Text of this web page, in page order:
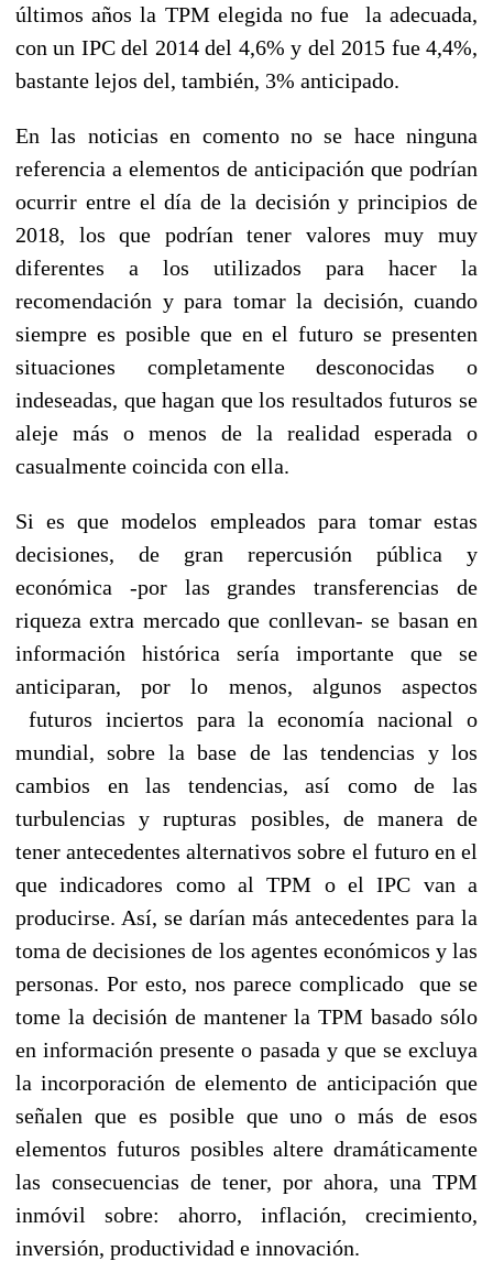
últimos años la TPM elegida no fue la adecuada,
con un IPC del 2014 del 4,6% y del 2015 fue 4,4%,
bastante lejos del, también, 3% anticipado.
En las noticias en comento no se hace ninguna
referencia a elementos de anticipación que podrían
ocurrir entre el día de la decisión y principios de
2018, los que podrían tener valores muy muy
diferentes a los utilizados para hacer la
recomendación y para tomar la decisión, cuando
siempre es posible que en el futuro se presenten
situaciones completamente desconocidas o
indeseadas, que hagan que los resultados futuros se
aleje más o menos de la realidad esperada o
casualmente coincida con ella.
Si es que modelos empleados para tomar estas
decisiones, de gran repercusión pública y
económica -por las grandes transferencias de
riqueza extra mercado que conllevan- se basan en
información histórica sería importante que se
anticiparan, por lo menos, algunos aspectos
futuros inciertos para la economía nacional o
mundial, sobre la base de las tendencias y los
cambios en las tendencias, así como de las
turbulencias y rupturas posibles, de manera de
tener antecedentes alternativos sobre el futuro en el
que indicadores como al TPM o el IPC van a
producirse. Así, se darían más antecedentes para la
toma de decisiones de los agentes económicos y las
personas. Por esto, nos parece complicado que se
tome la decisión de mantener la TPM basado sólo
en información presente o pasada y que se excluya
la incorporación de elemento de anticipación que
señalen que es posible que uno o más de esos
elementos futuros posibles altere dramáticamente
las consecuencias de tener, por ahora, una TPM
inmóvil sobre: ahorro, inflación, crecimiento,
inversión, productividad e innovación.